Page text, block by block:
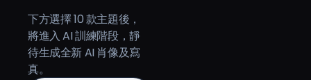
下方選擇 10 款主題後，
將進入 AI 訓練階段，靜
待生成全新 AI 肖像及寫
真。